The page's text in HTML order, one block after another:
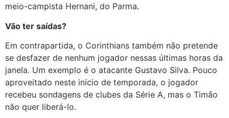
meio-campista Hernani, do Parma.
Vão ter saídas?
Em contrapartida, o Corinthians também não pretende
se desfazer de nenhum jogador nessas últimas horas da
janela. Um exemplo é o atacante Gustavo Silva. Pouco
aproveitado neste início de temporada, o jogador
recebeu sondagens de clubes da Série A, mas o Timão
não quer liberá-lo.